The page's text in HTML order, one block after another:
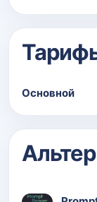
Основной